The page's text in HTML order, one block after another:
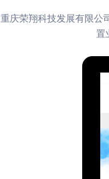
重庆荣翔科技发展有限公
置